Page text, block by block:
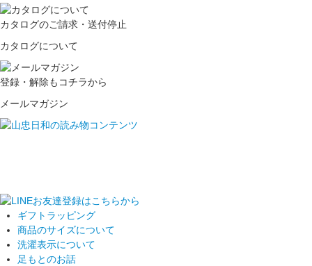
カタログのご請求・送付停止
カタログについて
登録・解除もコチラから
メールマガジン
ギフトラッピング
商品のサイズについて
洗濯表示について
足もとのお話